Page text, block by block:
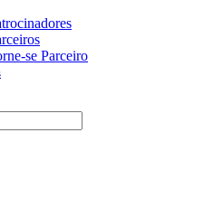
se Parceiro